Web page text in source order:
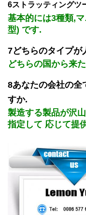
6ストラッティングツ
基本的には3種類,
型) です.
7どちらのタイプが
どちらの国から来
8あなたの会社の全
すか.
製造する製品が沢
指定して 応じて提